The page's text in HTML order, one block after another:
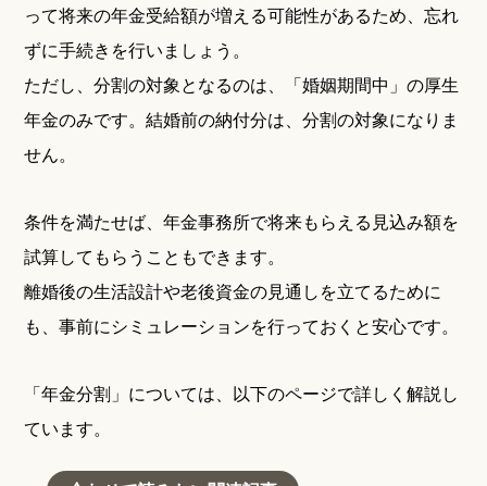
って将来の年金受給額が増える可能性があるため、忘れ
ずに手続きを行いましょう。
ただし、分割の対象となるのは、「婚姻期間中」の厚生
年金のみです。結婚前の納付分は、分割の対象になりま
せん。
条件を満たせば、年金事務所で将来もらえる見込み額を
試算してもらうこともできます。
離婚後の生活設計や老後資金の見通しを立てるために
も、事前にシミュレーションを行っておくと安心です。
「年金分割」については、以下のページで詳しく解説し
ています。